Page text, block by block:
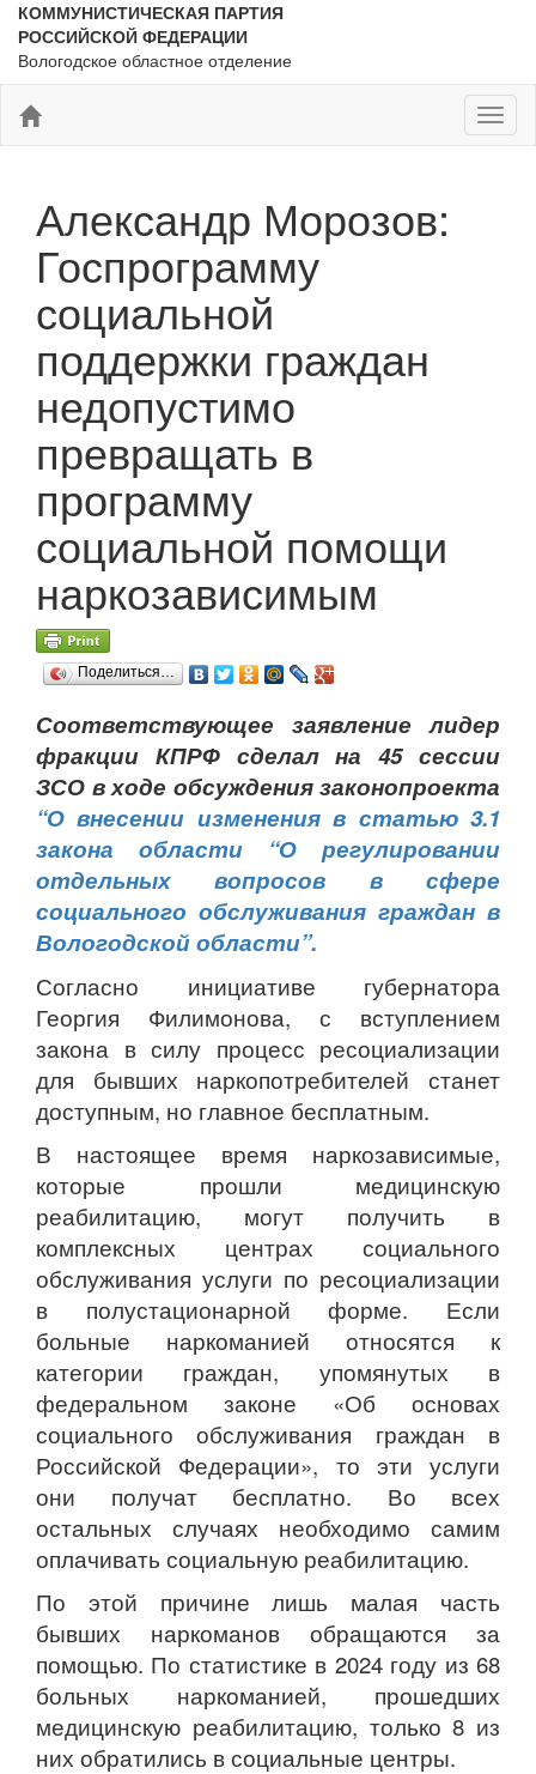
КОММУНИСТИЧЕСКАЯ ПАРТИЯ
РОССИЙСКОЙ ФЕДЕРАЦИИ
Вологодское областное отделение
Александр Морозов:
Госпрограмму
социальной
поддержки граждан
недопустимо
превращать в
программу
социальной помощи
наркозависимым
Поделиться…
Соответствующее заявление лидер
фракции КПРФ сделал на 45 сессии
ЗСО в ходе обсуждения законопроекта
“О внесении изменения в статью 3.1
закона области “О регулировании
отдельных вопросов в сфере
социального обслуживания граждан в
Вологодской области”.
Согласно инициативе губернатора
Георгия Филимонова, с вступлением
закона в силу процесс ресоциализации
для бывших наркопотребителей станет
доступным, но главное бесплатным.
В настоящее время наркозависимые,
которые прошли медицинскую
реабилитацию, могут получить в
комплексных центрах социального
обслуживания услуги по ресоциализации
в полустационарной форме. Если
больные наркоманией относятся к
категории граждан, упомянутых в
федеральном законе «Об основах
социального обслуживания граждан в
Российской Федерации», то эти услуги
они получат бесплатно. Во всех
остальных случаях необходимо самим
оплачивать социальную реабилитацию.
По этой причине лишь малая часть
бывших наркоманов обращаются за
помощью. По статистике в 2024 году из 68
больных наркоманией, прошедших
медицинскую реабилитацию, только 8 из
них обратились в социальные центры.